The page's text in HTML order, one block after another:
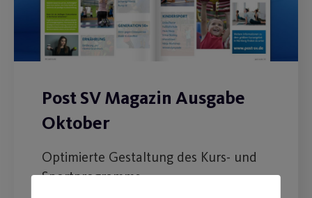
Post SV Magazin Ausgabe
Oktober
Optimierte Gestaltung des Kurs- und
Sportprogramms.